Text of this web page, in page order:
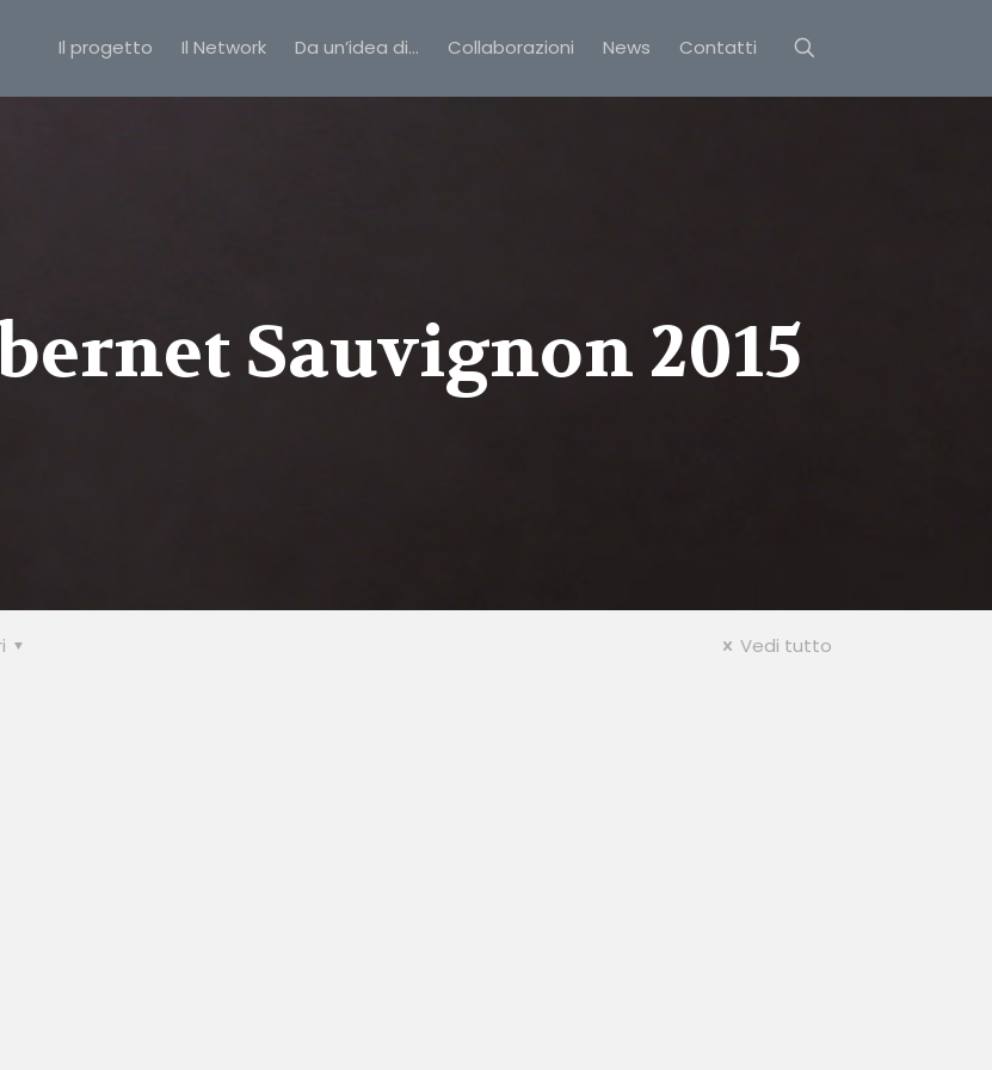
Il progetto Il Network Da un’idea di… Collaborazioni News Contatti
Sauvignon 2015
Vedi tutto